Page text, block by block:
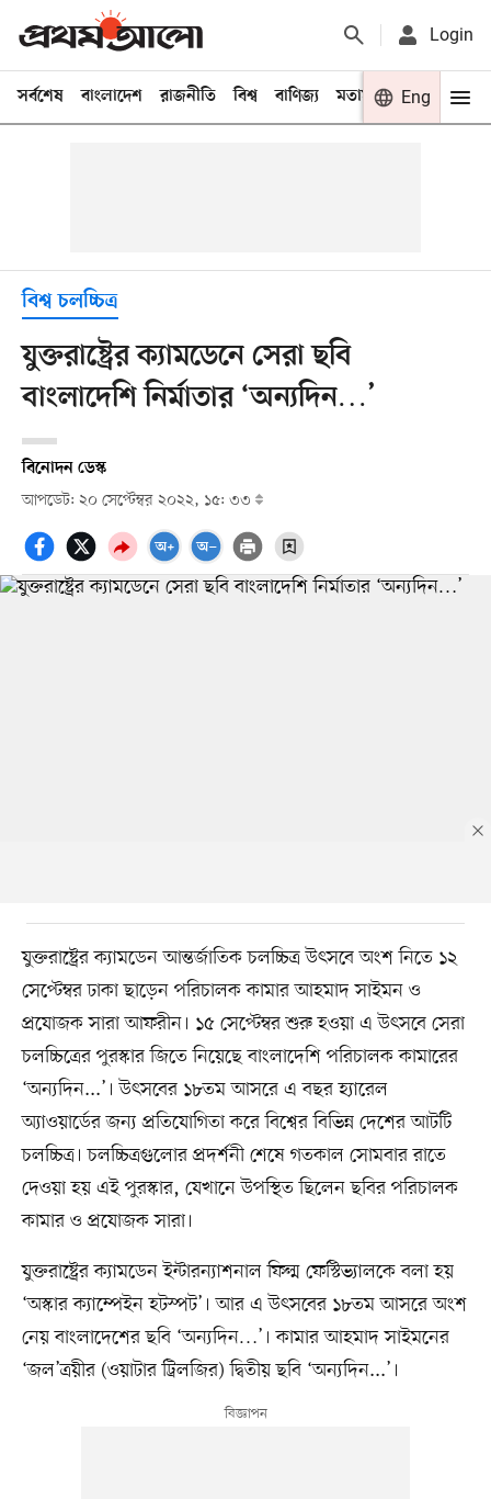
Login
সর্বশেষ বাংলাদেশ রাজনীতি বিশ্ব বাণিজ্য মতামত খেলা
Eng
বিশ্ব চলচ্চিত্র
যুক্তরাষ্ট্রের ক্যামডেনে সেরা ছবি
বাংলাদেশি নির্মাতার ‘অন্যদিন…’
বিনোদন ডেস্ক
আপডেট: ২০ সেপ্টেম্বর ২০২২, ১৫: ৩৩
যুক্তরাষ্ট্রের ক্যামডেন আন্তর্জাতিক চলচ্চিত্র উৎসবে অংশ নিতে ১২
সেপ্টেম্বর ঢাকা ছাড়েন পরিচালক কামার আহমাদ সাইমন ও
প্রযোজক সারা আফরীন। ১৫ সেপ্টেম্বর শুরু হওয়া এ উৎসবে সেরা
চলচ্চিত্রের পুরস্কার জিতে নিয়েছে বাংলাদেশি পরিচালক কামারের
‘অন্যদিন...’। উৎসবের ১৮তম আসরে এ বছর হ্যারেল
অ্যাওয়ার্ডের জন্য প্রতিযোগিতা করে বিশ্বের বিভিন্ন দেশের আটটি
চলচ্চিত্র। চলচ্চিত্রগুলোর প্রদর্শনী শেষে গতকাল সোমবার রাতে
দেওয়া হয় এই পুরস্কার, যেখানে উপস্থিত ছিলেন ছবির পরিচালক
কামার ও প্রযোজক সারা।
যুক্তরাষ্ট্রের ক্যামডেন ইন্টারন্যাশনাল ফিল্ম ফেস্টিভ্যালকে বলা হয়
‘অস্কার ক্যাম্পেইন হটস্পট’। আর এ উৎসবের ১৮তম আসরে অংশ
নেয় বাংলাদেশের ছবি ‘অন্যদিন…’। কামার আহমাদ সাইমনের
‘জল’ত্রয়ীর (ওয়াটার ট্রিলজির) দ্বিতীয় ছবি ‘অন্যদিন...’।